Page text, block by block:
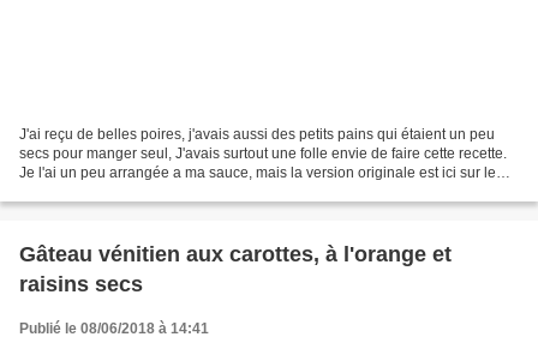
J'ai reçu de belles poires, j'avais aussi des petits pains qui étaient un peu
secs pour manger seul, J'avais surtout une folle envie de faire cette recette.
Je l'ai un peu arrangée a ma sauce, mais la version originale est ici sur le
Gâteau vénitien aux carottes, à l'orange et
raisins secs
Publié le 08/06/2018 à 14:41